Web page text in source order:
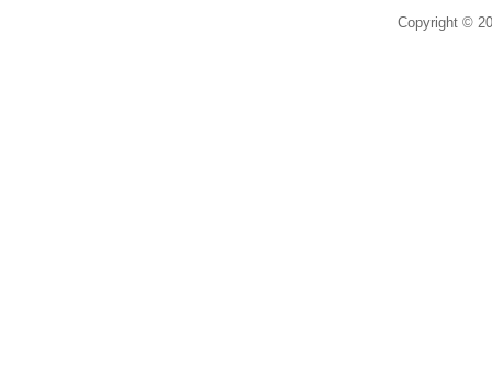
Copyright ©